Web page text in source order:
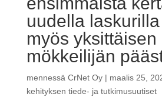
uudella
myös yksittäisen
mökkeilijän
mennessä CrNet Oy| maalis 25,
kehityksen tiede- ja tutkimusuutiset